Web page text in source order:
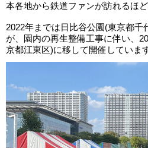
本各地から鉄道ファンが訪れるほ
2022年までは日比谷公園(東京都千
が、園内の再生整備工事に伴い、
京都江東区)に移して開催しています